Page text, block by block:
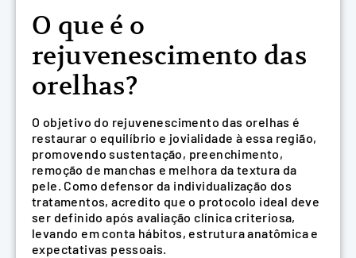
O que é o
rejuvenescimento das
orelhas?
O objetivo do rejuvenescimento das orelhas é
restaurar o equilíbrio e jovialidade à essa região,
promovendo sustentação, preenchimento,
remoção de manchas e melhora da textura da
pele. Como defensor da individualização dos
tratamentos, acredito que o protocolo ideal deve
ser definido após avaliação clínica criteriosa,
levando em conta hábitos, estrutura anatômica e
expectativas pessoais.